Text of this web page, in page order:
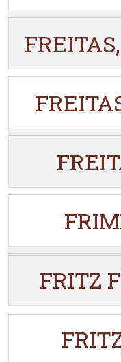
FRITZ